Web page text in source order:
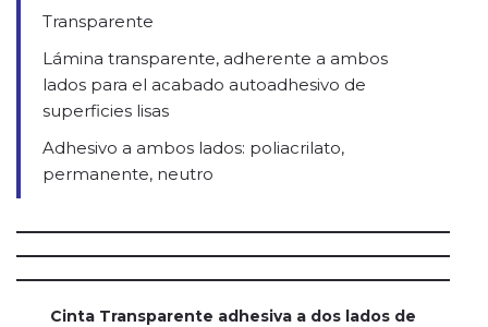
Transparente
Lámina transparente, adherente a ambos
lados para el acabado autoadhesivo de
superficies lisas
Adhesivo a ambos lados: poliacrilato,
permanente, neutro
Cinta Transparente adhesiva a dos lados de